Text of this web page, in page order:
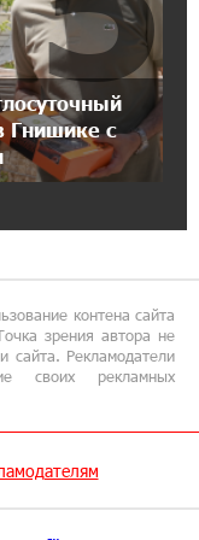
мирного
и
Гнишике с
контена сайта
зрения автора не
сайта. Рекламодатели
своих рекламных